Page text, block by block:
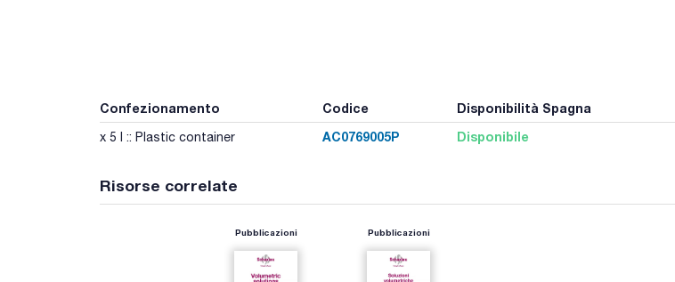
Confezionamento Codice Disponibilità Spagna
x 5 l :: Plastic container AC0769005P Disponibile
Risorse correlate
Pubblicazioni Pubblicazioni